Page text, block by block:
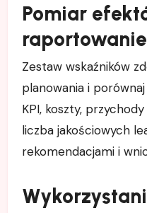
Pomiar
raportowanie
Zestaw wskaźników
planowania i
KPI, koszty,
liczba jakościowych
rekomendacjami i